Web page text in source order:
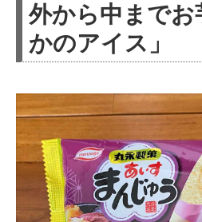
外から中までお
かのアイス」